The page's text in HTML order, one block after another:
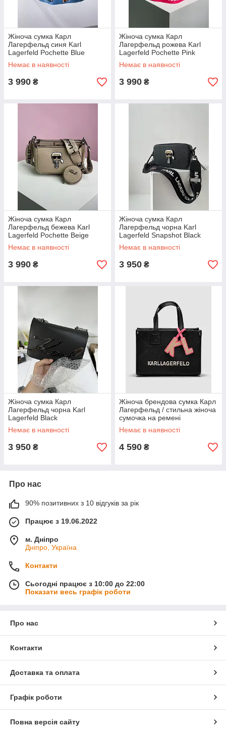
Жіноча сумка Карл
Лагерфельд синя Karl
Lagerfeld Pochette Blue
Немає в наявності
3 990 ₴
Жіноча сумка Карл
Лагерфельд рожева Karl
Lagerfeld Pochette Pink
Немає в наявності
3 990 ₴
Жіноча сумка Карл
Лагерфельд бежева Karl
Lagerfeld Pochette Beige
Немає в наявності
3 990 ₴
Жіноча сумка Карл
Лагерфельд чорна Karl
Lagerfeld Snapshot Black
Немає в наявності
3 950 ₴
Жіноча сумка Карл
Лагерфельд чорна Karl
Lagerfeld Black
Немає в наявності
3 950 ₴
Жіноча брендова сумка Карл
Лагерфельд / стильна жіноча
сумочка на ремені
Немає в наявності
4 590 ₴
Про нас
90% позитивних з 10 відгуків за рік
Працює з 19.06.2022
м. Дніпро
Дніпро, Україна
Контакти
Сьогодні працює з 10:00 до 22:00
Показати весь графік роботи
Про нас
Контакти
Доставка та оплата
Графік роботи
Повна версія сайту